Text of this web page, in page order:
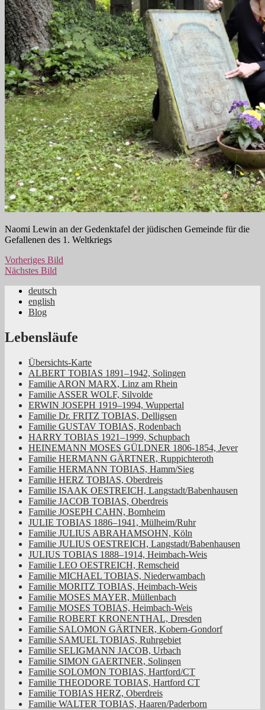
Naomi Lewin an der Gedenktafel der jüdischen Gemeinde für die
Gefallenen des 1. Weltkriegs
Vorheriges Bild
Nächstes Bild
Jüdische Familiengeschichte aus dem
Rheinland
deutsch
english
Blog
Lebensläufe
Übersichts-Karte
ALBERT TOBIAS 1891–1942, Solingen
Familie ARON MARX, Linz am Rhein
Familie ASSER WOLF, Silvolde
ERWIN JOSEPH 1919–1994, Wuppertal
Familie Dr. FRITZ TOBIAS, Delligsen
Familie GUSTAV TOBIAS, Rodenbach
HARRY TOBIAS 1921–1999, Schupbach
HEINEMANN MOSES GÜLDNER 1806-1854, Jever
Familie HERMANN GÄRTNER, Ruppichteroth
Familie HERMANN TOBIAS, Hamm/Sieg
Familie HERZ TOBIAS, Oberdreis
Familie ISAAK OESTREICH, Langstadt/Babenhausen
Familie JACOB TOBIAS, Oberdreis
Familie JOSEPH CAHN, Bornheim
JULIE TOBIAS 1886–1941, Mülheim/Ruhr
Familie JULIUS ABRAHAMSOHN, Köln
Familie JULIUS OESTREICH, Langstadt/Babenhausen
JULIUS TOBIAS 1888–1914, Heimbach-Weis
Familie LEO OESTREICH, Remscheid
Familie MICHAEL TOBIAS, Niederwambach
Familie MORITZ TOBIAS, Heimbach-Weis
Familie MOSES MAYER, Müllenbach
Familie MOSES TOBIAS, Heimbach-Weis
Familie ROBERT KRONENTHAL, Dresden
Familie SALOMON GÄRTNER, Kobern-Gondorf
Familie SAMUEL TOBIAS, Ruhrgebiet
Familie SELIGMANN JACOB, Urbach
Familie SIMON GAERTNER, Solingen
Familie SOLOMON TOBIAS, Hartford/CT
Familie THEODORE TOBIAS, Hartford CT
Familie TOBIAS HERZ, Oberdreis
Familie WALTER TOBIAS, Haaren/Paderborn